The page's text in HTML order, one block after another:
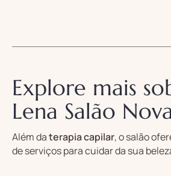
Explore mais
Lena Salão
Além daterapia capilar, o salão
de serviços para cuidar da sua